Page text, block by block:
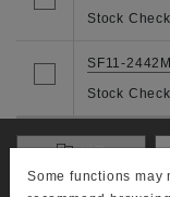
Some functions may
Stock Check
SF11-
Stock Check
비교
You can compare up to 5